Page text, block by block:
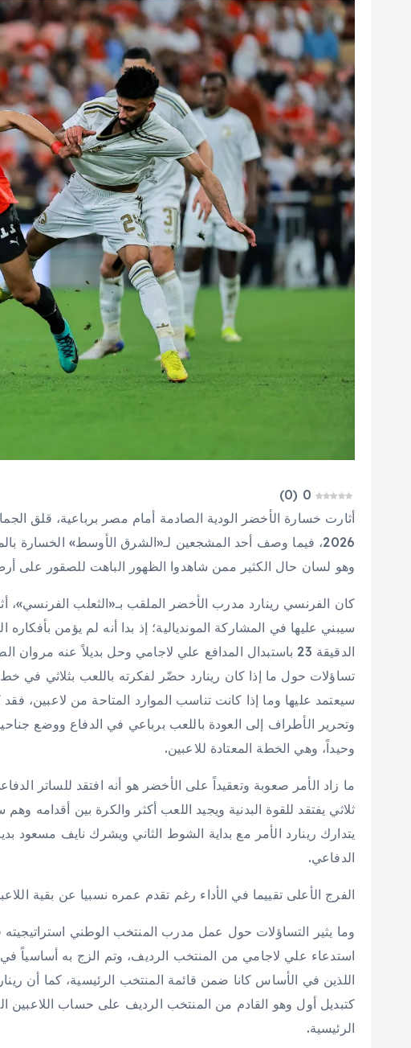
0
(
0
)
أثارت خسارة الأخضر الودية الصادمة أمام مصر برباعية، قلق
2026، فيما وصف أحد المشجعين لـ«الشرق الأوسط» الخسارة
وهو لسان حال الكثير ممن شاهدوا الظهور الباهت للصقور على
كان الفرنسي رينارد مدرب الأخضر الملقب بـ«الثعلب الفرنسي»،
سيبني عليها في المشاركة المونديالية؛ إذ بدا أنه لم يؤمن
الدقيقة 23 باستبدال المدافع علي لاجامي وحل بديلاً عنه
تساؤلات حول ما إذا كان رينارد حضّر لفكرته باللعب بثلاثي في خط
سيعتمد عليها وما إذا كانت تناسب الموارد المتاحة من لاعبين،
وتحرير الأطراف إلى العودة باللعب برباعي في الدفاع ووضع
وحيداً، وهي الخطة المعتادة للاعبين.
ما زاد الأمر صعوبة وتعقيداً على الأخضر هو أنه افتقد للساتر
ثلاثي يفتقد للقوة البدنية ويجيد اللعب أكثر والكرة بين
يتدارك رينارد الأمر مع بداية الشوط الثاني ويشرك نايف مسعود
الدفاعي.
الفرج الأعلى تقييما في الأداء رغم تقدم عمره نسبيا عن بقية
وما يثير التساؤلات حول عمل مدرب المنتخب الوطني استراتيجيته
استدعاء علي لاجامي من المنتخب الرديف، وتم الزج به أساسياً
اللذين في الأساس كانا ضمن قائمة المنتخب الرئيسية، كما أن
كتبديل أول وهو القادم من المنتخب الرديف على حساب اللاعبين
الرئيسية.